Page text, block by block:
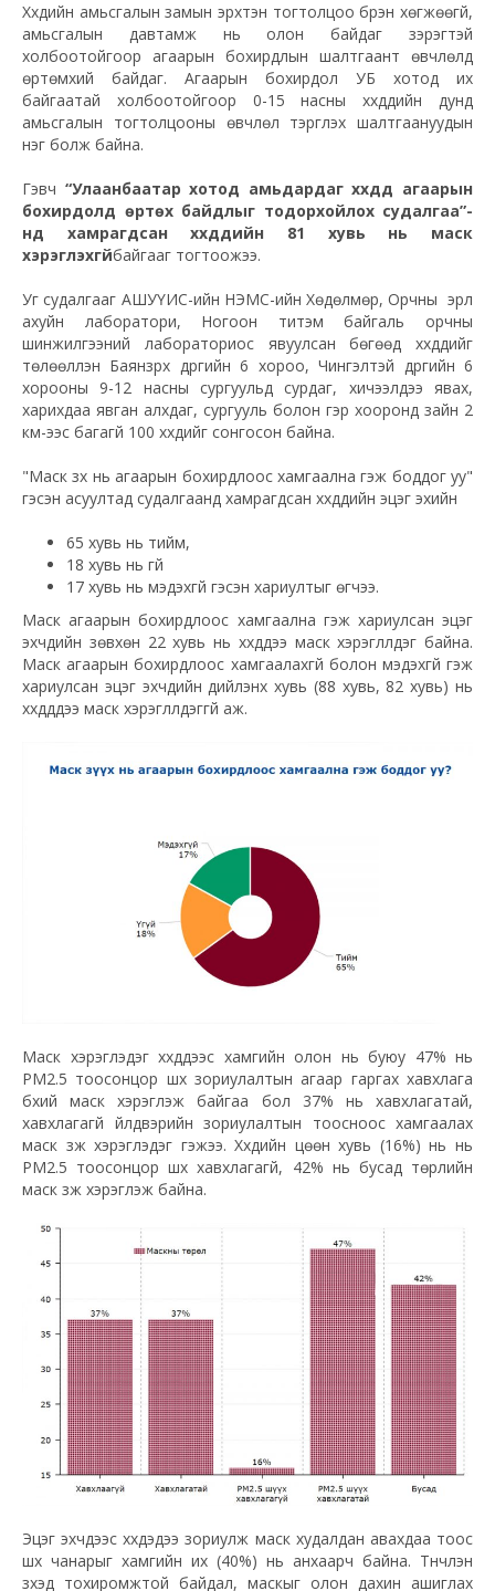
Хүүхдийн амьсгалын замын эрхтэн тогтолцоо бүрэн хөгжөөгүй,
амьсгалын давтамж нь олон байдаг зэрэгтэй
холбоотойгоор агаарын бохирдлын шалтгаант өвчлөлд
өртөмхий байдаг. Агаарын бохирдол УБ хотод их
байгаатай холбоотойгоор 0-15 насны хүүхдүүдийн дунд
амьсгалын тогтолцооны өвчлөл тэргүүлэх шалтгаануудын
нэг болж байна.
Гэвч “Улаанбаатар хотод амьдардаг хүүхдүүд агаарын
бохирдолд өртөх байдлыг тодорхойлох судалгаа”-
нд хамрагдсан хүүхдүүдийн 81 хувь нь маск
хэрэглэхгүйбайгааг тогтоожээ.
Уг судалгааг АШУҮИС-ийн НЭМС-ийн Хөдөлмөр, Орчны эрүүл
ахуйн лаборатори, Ногоон титэм байгаль орчны
шинжилгээний лабораториос явуулсан бөгөөд хүүхдүүдийг
төлөөлүүлэн Баянзүрх дүүргийн 6 хороо, Чингэлтэй дүүргийн 6
хорооны 9-12 насны сургуульд сурдаг, хичээлдээ явах,
харихдаа явган алхдаг, сургууль болон гэр хооронд зайн 2
км-ээс багагүй 100 хүүхдийг сонгосон байна.
"Маск зүүх нь агаарын бохирдлоос хамгаална гэж боддог уу"
гэсэн асуултад судалгаанд хамрагдсан хүүхдүүдийн эцэг эхийн
65 хувь нь тийм,
18 хувь нь үгүй
17 хувь нь мэдэхгүй гэсэн хариултыг өгчээ.
Маск агаарын бохирдлоос хамгаална гэж хариулсан эцэг
эхчүүдийн зөвхөн 22 хувь нь хүүхдүүдээ маск хэрэглүүлдэг байна.
Маск агаарын бохирдлоос хамгаалахгүй болон мэдэхгүй гэж
хариулсан эцэг эхчүүдийн дийлэнх хувь (88 хувь, 82 хувь) нь
хүүхдүүддээ маск хэрэглүүлдэггүй аж.
Маск хэрэглэдэг хүүхдүүдээс хамгийн олон нь буюу 47% нь
PM2.5 тоосонцор шүүх зориулалтын агаар гаргах хавхлага
бүхий маск хэрэглэж байгаа бол 37% нь хавхлагатай,
хавхлагагүй үйлдвэрийн зориулалтын тоосноос хамгаалах
маск зүүж хэрэглэдэг гэжээ. Хүүхдийн цөөн хувь (16%) нь нь
PM2.5 тоосонцор шүүх хавхлагагүй, 42% нь бусад төрлийн
маск зүүж хэрэглэж байна.
Эцэг эхчүүдээс хүүхдэдээ зориулж маск худалдан авахдаа тоос
шүүх чанарыг хамгийн их (40%) нь анхаарч байна. Түүнчлэн
зүүхэд тохиромжтой байдал, маскыг олон дахин ашиглах